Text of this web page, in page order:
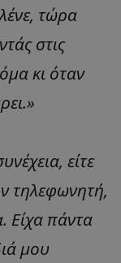
τώρα
στις
κι όταν
είτε
τηλεφωνητή,
Είχα πάντα
μου